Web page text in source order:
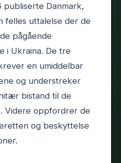
publiserte Danmark,
felles uttalelse der de
pågående
i Ukraina. De tre
en umiddelbar
og understreker
bistand til de
Videre oppfordrer de
og beskyttelse